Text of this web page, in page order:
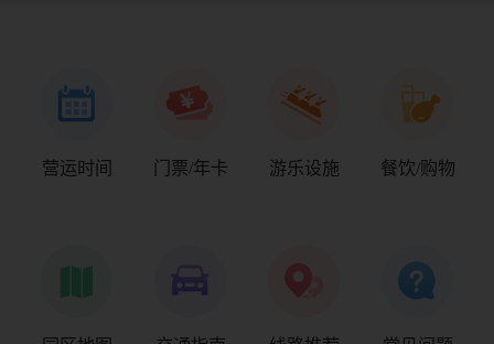
营运时间 门票/年卡 游乐设施 餐饮/购物